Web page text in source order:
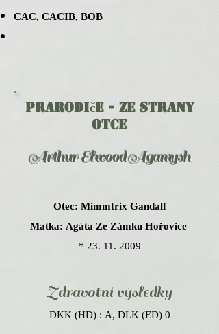
CAC, CACIB, BOB
Prarodiče - ze strany
otce
Arthur Elwood Agamysh
Otec: Mimmtrix Gandalf
Matka: Agáta Ze Zámku Hořovice
*23. 11. 2009
Zdravotní výsledky
DKK (HD) :A, DLK (ED) 0